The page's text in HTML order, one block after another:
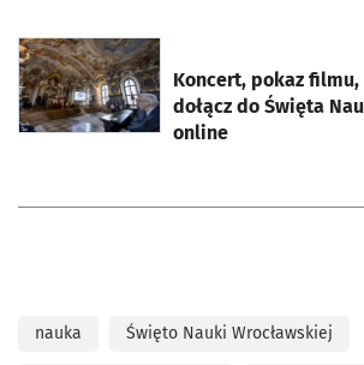
Koncert, pokaz
dołącz do Święta
online
otworzy się w nowej karcie
nauka Święto Nauki Wrocławskiej